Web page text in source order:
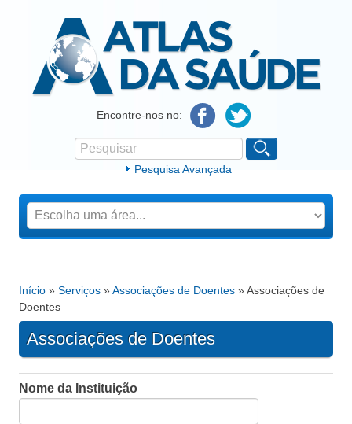
Atlas da SaúdeEncontre-nos no:
Formulário de procura
Pesquisar
Pesquisa Avançada
Está aqui
Início » Serviços »Associações de Doentes » Associações de
Doentes
Associações de Doentes
Nome da Instituição